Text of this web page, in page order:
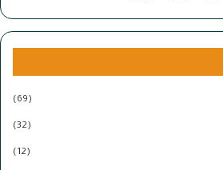
(69)
(32)
(12)